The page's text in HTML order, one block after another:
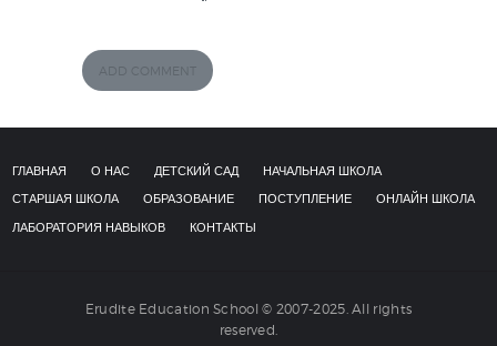
ГЛАВНАЯ О НАС ДЕТСКИЙ САД
НАЧАЛЬНАЯ ШКОЛА
СТАРШАЯ ШКОЛА
ОБРАЗОВАНИЕ ПОСТУПЛЕНИЕ
ОНЛАЙН ШКОЛА
ЛАБОРАТОРИЯ НАВЫКОВ
КОНТАКТЫ
Erudite Education School © 2007-2025. All rights
reserved.